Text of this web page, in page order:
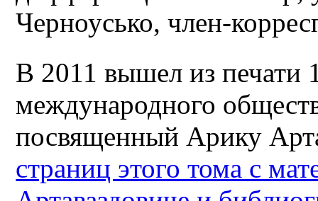
Черноусько, член-
В 2011 вышел из печати
международного
посвященный Арику
страниц этого тома с